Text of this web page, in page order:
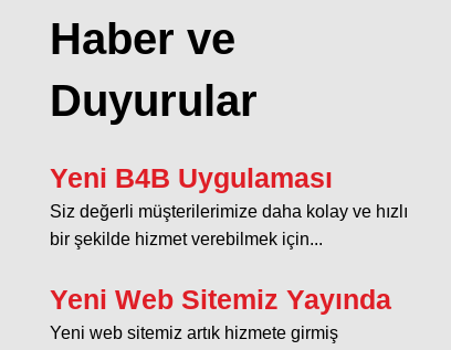
Haber ve
Duyurular
Yeni B4B Uygulaması
Siz değerli müşterilerimize daha kolay ve hızlı
bir şekilde hizmet verebilmek için...
Yeni Web Sitemiz Yayında
Yeni web sitemiz artık hizmete girmiş